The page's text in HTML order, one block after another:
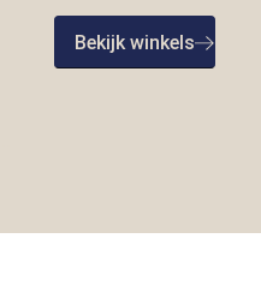
Bekijk winkels